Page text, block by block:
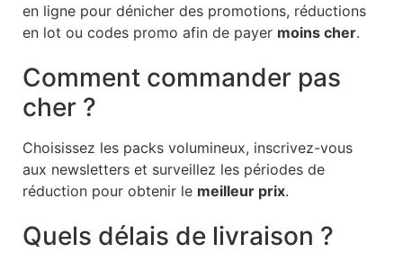
en ligne pour dénicher des promotions, réductions
en lot ou codes promo afin de payer moins cher.
Comment commander pas
cher ?
Choisissez les packs volumineux, inscrivez-vous
aux newsletters et surveillez les périodes de
réduction pour obtenir le meilleur prix.
Quels délais de livraison ?